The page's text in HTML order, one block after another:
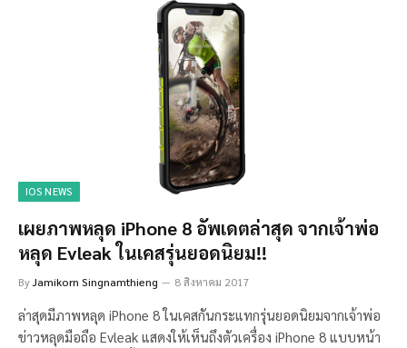
IOS NEWS
เผยภาพหลุด iPhone 8 อัพเดตล่าสุด จากเจ้าพ่อ
หลุด Evleak ในเคสรุ่นยอดนิยม!!
ByJamikorn Singnamthieng 8 สิงหาคม 2017
ล่าสุดมีภาพหลุด iPhone 8 ในเคสกันกระแทกรุ่นยอดนิยมจากเจ้าพ่อ
ข่าวหลุดมือถือ Evleak แสดงให้เห็นถึงตัวเครื่อง iPhone 8 แบบหน้า